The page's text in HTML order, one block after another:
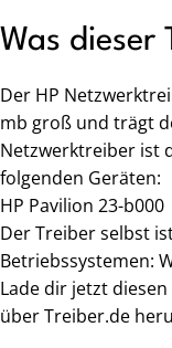
Was dieser
Der HP
mb groß und trägt
Netzwerktreiber ist
folgenden Geräten:
HP Pavilion 23-b000
Der Treiber selbst
Betriebssystemen:
Lade dir jetzt
über Treiber.de